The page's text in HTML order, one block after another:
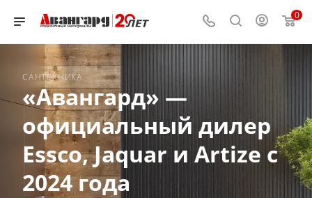
0
САНТЕХНИКА
«Авангард» —
официальный дилер
Essco, Jaquar и Artize с
2024 года